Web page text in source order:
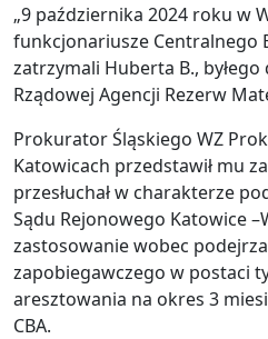
„9 października 2024 roku w
funkcjonariusze Centralnego
zatrzymali Huberta B.,
Rządowej Agencji Rezerw
Prokurator Śląskiego WZ
Katowicach przedstawił mu
przesłuchał w charakterze
Sądu Rejonowego Katowice
zastosowanie wobec
zapobiegawczego w postaci
aresztowania na okres 3
CBA.